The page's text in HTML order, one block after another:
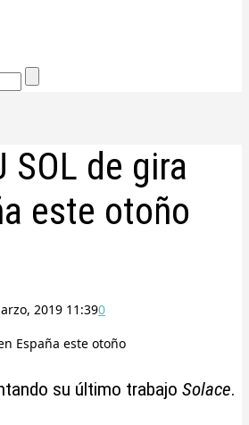
SOL de gira
este otoño
2019 11:390
su último trabajo Solace.